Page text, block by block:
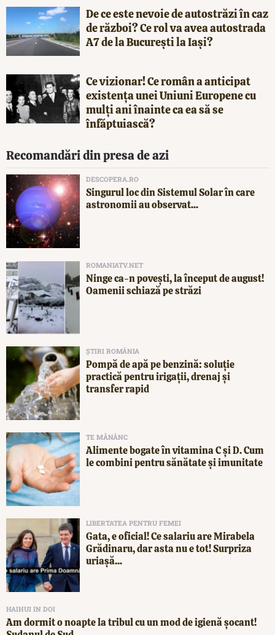
De ce este nevoie de autostrăzi în caz
de război? Ce rol va avea autostrada
A7 de la București la Iași?
Ce vizionar! Ce român a anticipat
existența unei Uniuni Europene cu
mulți ani înainte ca ea să se
înfăptuiască?
Recomandări din presa de azi
DESCOPERA.RO
Singurul loc din Sistemul Solar în care
astronomii au observat...
ROMANIATV.NET
Ninge ca-n povești, la început de august!
Oamenii schiază pe străzi
ȘTIRI ROMÂNIA
Pompă de apă pe benzină: soluție
practică pentru irigații, drenaj și
transfer rapid
TE MĂNÂNC
Alimente bogate în vitamina C și D. Cum
le combini pentru sănătate și imunitate
LIBERTATEA PENTRU FEMEI
Gata, e oficial! Ce salariu are Mirabela
Grădinaru, dar asta nu e tot! Surpriza
uriașă...
HAIHUI IN DOI
Am dormit o noapte la tribul cu un mod de igienă șocant!